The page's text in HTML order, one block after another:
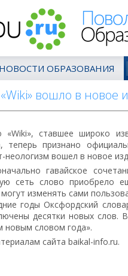
НОВОСТИ ОБРАЗОВАНИЯ
вошло в новое
«Wiki», ставшее широко
теперь признано
неологизм вошел в новое
гавайское
сеть слово приобрело
изменять сами
годы Оксфордский
десятки новых слов.
новым словом года».
сайта baikal-info.ru.